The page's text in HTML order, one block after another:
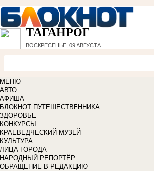
ТАГАНРОГ
ВОСКРЕСЕНЬЕ, 09 АВГУСТА
МЕНЮ
АВТО
АФИША
БЛОКНОТ ПУТЕШЕСТВЕННИКА
ЗДОРОВЬЕ
КОНКУРСЫ
КРАЕВЕДЧЕСКИЙ МУЗЕЙ
КУЛЬТУРА
ЛИЦА ГОРОДА
НАРОДНЫЙ РЕПОРТЁР
ОБРАЩЕНИЕ В РЕДАКЦИЮ